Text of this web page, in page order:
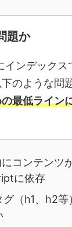
題か
インデックス
のような問
最低ライン
コンテンツ
に依存
グ（h1、h2